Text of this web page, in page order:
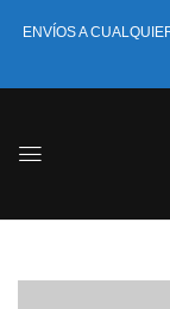
ENVÍOS A